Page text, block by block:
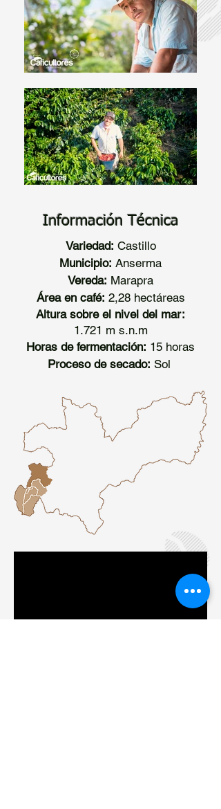
Información Técnica
Variedad: Castillo
Municipio: Anserma
Vereda: Marapra
Área en café: 2,28 hectáreas
Altura sobre el nivel del mar:
1.721 m s.n.m
Horas de fermentación: 15 horas
Proceso de secado: Sol